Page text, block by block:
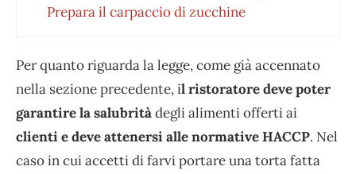
Prepara il carpaccio di zucchine
Per quanto riguarda la legge, come già accennato
nella sezione precedente, il ristoratore deve poter
garantire la salubritàdegli alimenti offerti ai
clienti e deve attenersi alle normative HACCP. Nel
caso in cui accetti di farvi portare una torta fatta